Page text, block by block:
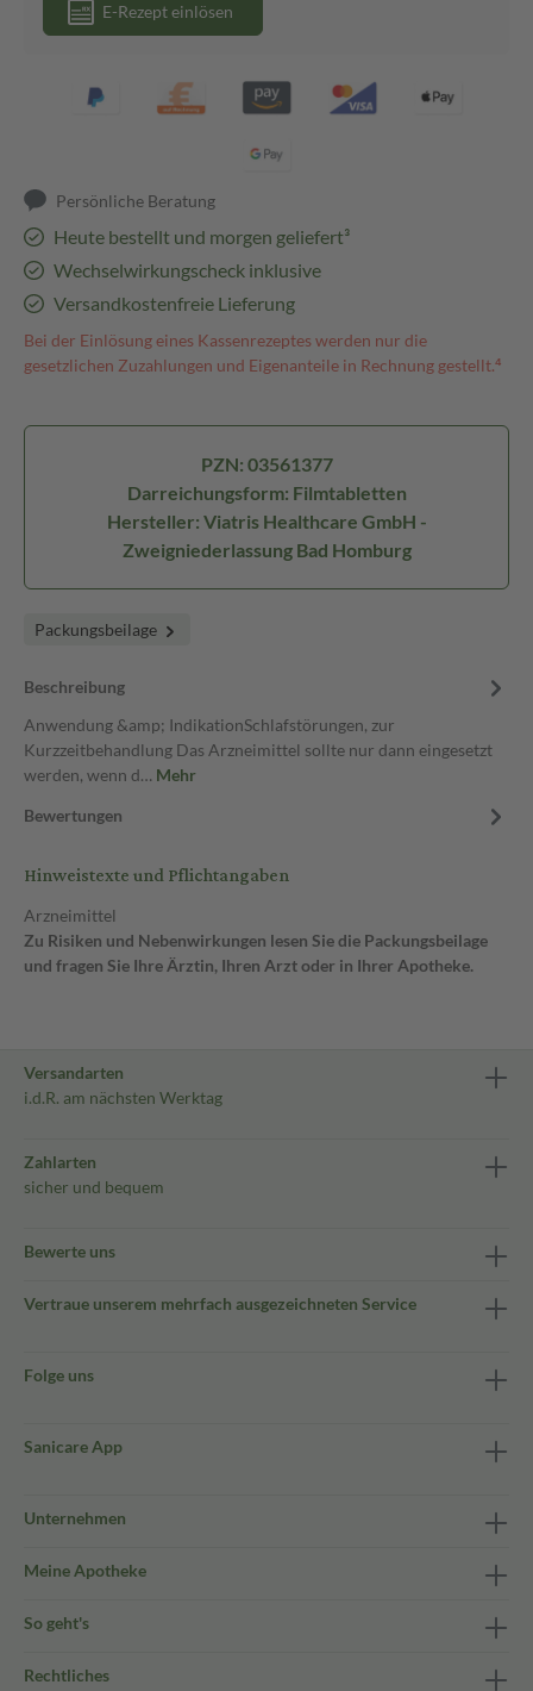
E-Rezept einlösen
Persönliche Beratung
Heute bestellt und morgen geliefert³
Wechselwirkungscheck inklusive
Versandkostenfreie Lieferung
Bei der Einlösung eines Kassenrezeptes werden nur die
gesetzlichen Zuzahlungen und Eigenanteile in Rechnung gestellt.⁴
PZN: 03561377
Darreichungsform: Filmtabletten
Hersteller: Viatris Healthcare GmbH -
Zweigniederlassung Bad Homburg
Packungsbeilage
Beschreibung
Anwendung &amp; IndikationSchlafstörungen, zur
Kurzzeitbehandlung Das Arzneimittel sollte nur dann eingesetzt
werden, wenn d… Mehr
Bewertungen
Hinweistexte und Pflichtangaben
Arzneimittel
Zu Risiken und Nebenwirkungen lesen Sie die Packungsbeilage
und fragen Sie Ihre Ärztin, Ihren Arzt oder in Ihrer Apotheke.
Versandarten
i.d.R. am nächsten Werktag
Zahlarten
sicher und bequem
Bewerte uns
Vertraue unserem mehrfach ausgezeichneten Service
Folge uns
Sanicare App
Unternehmen
Meine Apotheke
So geht's
Rechtliches